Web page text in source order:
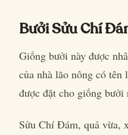
Bưởi Sửu Chí
Giống bưởi này được
của nhà lão nông có tên
được đặt cho giống bưởi
Sửu Chí Đám, quả vừa,